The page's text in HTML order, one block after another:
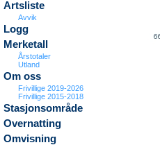
Artsliste
Avvik
Logg
Merketall
Årstotaler
Utland
Om oss
Frivillige 2019-2026
Frivillige 2015-2018
Stasjonsområde
Overnatting
Omvisning